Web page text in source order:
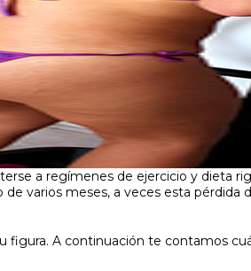
a regímenes de ejercicio y dieta
varios meses, a veces esta
A continuación te contamos